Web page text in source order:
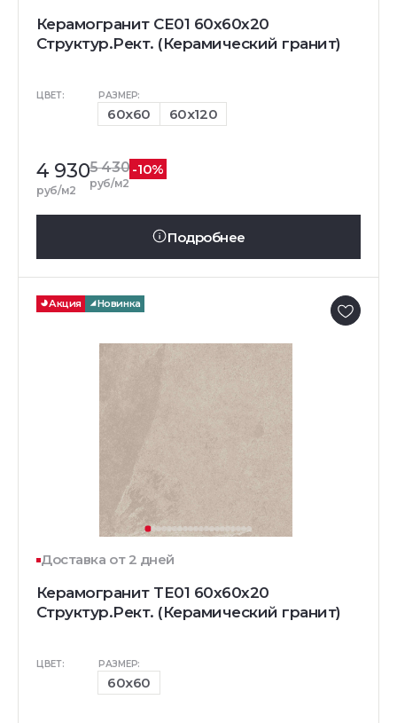
Керамогранит CE01 60x60x20
Структур.Рект. (Керамический гранит)
ЦВЕТ: РАЗМЕР:
60x60 60x120
4 930
руб/м2
5 430
руб/м2
-10%
Подробнее
Акция Новинка
Доставка от 2 дней
Керамогранит TE01 60x60x20
Структур.Рект. (Керамический гранит)
ЦВЕТ: РАЗМЕР:
60x60